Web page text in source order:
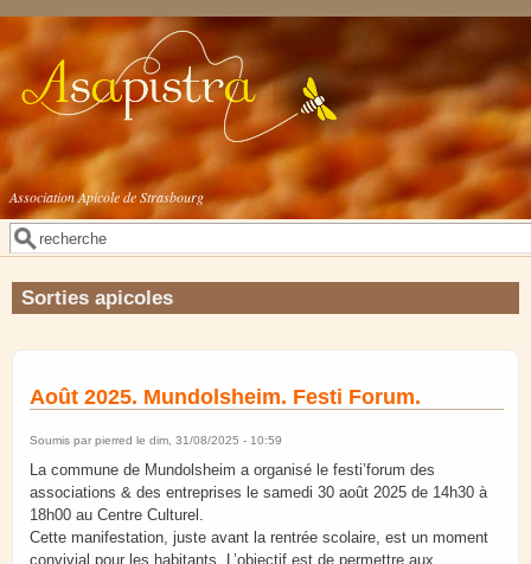
Aller au contenu principal
Association Apicole de Strasbourg
Formulaire de recherche
Rechercher
Sorties apicoles
Août 2025. Mundolsheim. Festi Forum.
Soumis par pierred le dim, 31/08/2025 - 10:59
La commune de Mundolsheim a organisé le festi’forum des
associations & des entreprises le samedi 30 août 2025 de 14h30 à
18h00 au Centre Culturel.
Cette manifestation, juste avant la rentrée scolaire, est un moment
convivial pour les habitants. L’objectif est de permettre aux